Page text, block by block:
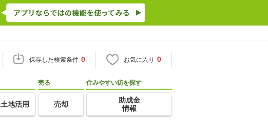
保存した検索条件 0 お気に入り 0
土地活用
売る
売却
住みやすい街を探す
助成金
情報